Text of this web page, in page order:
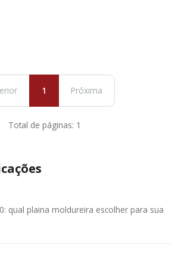
1 Próxima
Total de páginas: 1
qual plaina moldureira escolher para sua